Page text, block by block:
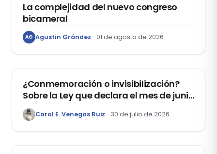
La complejidad del nuevo congreso
bicameral
AG Agustín Grández 01 de agosto de 2026
¿Conmemoración o invisibilización?
Sobre la Ley que declara el mes de junio
como el “Mes de la Vida y la Familia”
Carol E. Venegas Ruiz 30 de julio de 2026